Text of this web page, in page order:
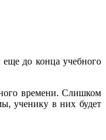
до конца учебного
времени. Слишком
ученику в них будет